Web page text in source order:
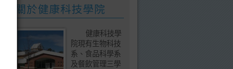
關於健康科技學院
健康科技學
院現有生物科技
系、食品科學系
及餐飲管理三學